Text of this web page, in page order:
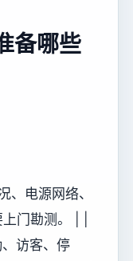
备哪些
、电源网络、
门勘测。 | |
访客、停